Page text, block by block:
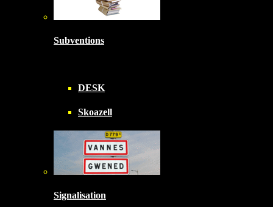
Subventions
DESK
Skoazell
Signalisation